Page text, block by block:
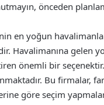
önceden
en yoğun
Havalimanına gelen
önemli bir
Bu firmalar,
göre seçim